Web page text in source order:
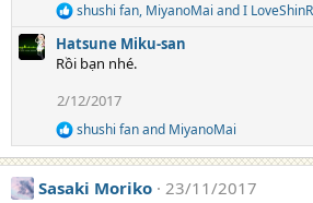
R
e
a
c
i
o
n
s
shushi fan, MiyanoMai andI
Hatsune Miku-san
Rồi bạn nhé.
2/12/2017
R
e
a
c
shushi fanand MiyanoMai
Sasaki Moriko 23/11/2017